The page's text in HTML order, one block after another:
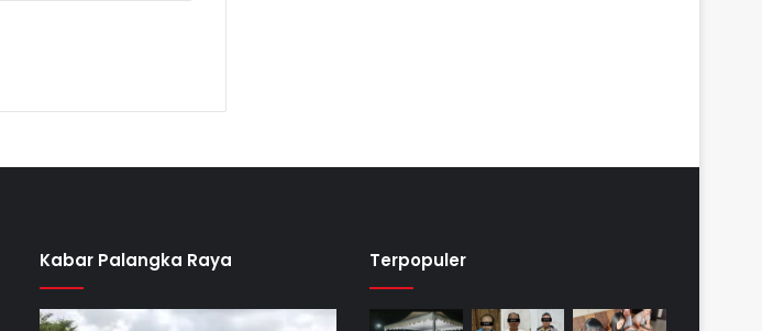
Kabar Palangka Raya Terpopuler